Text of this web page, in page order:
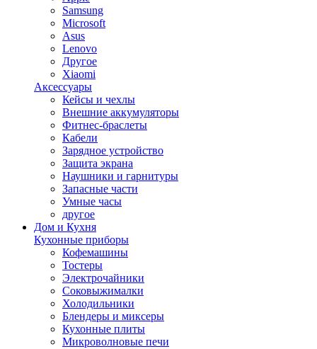
Samsung
Microsoft
Asus
Lenovo
Другое
Xiaomi
Аксессуары
Кейсы и чехлы
Внешние аккумуляторы
Фитнес-браслеты
Кабели
Зарядное устройство
Защита экрана
Наушники и гарнитуры
Запасные части
Умные часы
другое
Дом и Кухня
Кухонные приборы
Кофемашины
Тостеры
Электрочайники
Соковыжималки
Холодильники
Блендеры и миксеры
Кухонные плиты
Микроволновые печи